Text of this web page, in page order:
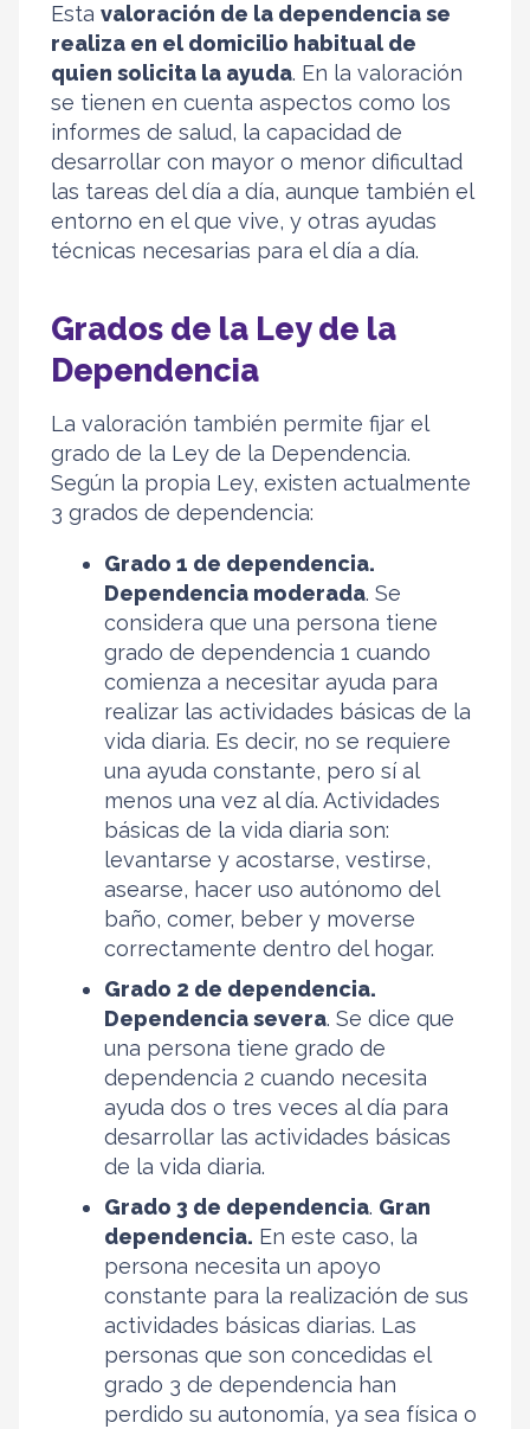
Esta valoración de la dependencia se
realiza en el domicilio habitual de
quien solicita la ayuda. En la valoración
se tienen en cuenta aspectos como los
informes de salud, la capacidad de
desarrollar con mayor o menor dificultad
las tareas del día a día, aunque también el
entorno en el que vive, y otras ayudas
técnicas necesarias para el día a día.
Grados de la Ley de la
Dependencia
La valoración también permite fijar el
grado de la Ley de la Dependencia.
Según la propia Ley, existen actualmente
3 grados de dependencia:
Grado 1 de dependencia.
Dependencia moderada. Se
considera que una persona tiene
grado de dependencia 1 cuando
comienza a necesitar ayuda para
realizar las actividades básicas de la
vida diaria. Es decir, no se requiere
una ayuda constante, pero sí al
menos una vez al día. Actividades
básicas de la vida diaria son:
levantarse y acostarse, vestirse,
asearse, hacer uso autónomo del
baño, comer, beber y moverse
correctamente dentro del hogar.
Grado 2 de dependencia.
Dependencia severa. Se dice que
una persona tiene grado de
dependencia 2 cuando necesita
ayuda dos o tres veces al día para
desarrollar las actividades básicas
de la vida diaria.
Grado 3 de dependencia. Gran
dependencia. En este caso, la
persona necesita un apoyo
constante para la realización de sus
actividades básicas diarias. Las
personas que son concedidas el
grado 3 de dependencia han
perdido su autonomía, ya sea física o